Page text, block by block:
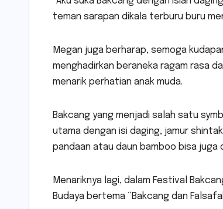
teman sarapan dikala terburu buru
Megan juga berharap, semoga
menghadirkan beraneka ragam rasa
menarik perhatian anak muda.
Bakcang yang menjadi salah satu
utama dengan isi daging, jamur
pandaan atau daun bamboo bisa juga
Menariknya lagi, dalam Festival
Budaya bertema “Bakcang dan